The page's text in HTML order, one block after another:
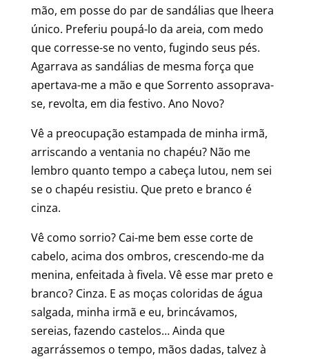
mão, em posse do par de sandálias que lheera
único. Preferiu poupá-lo da areia, com medo
que corresse-se no vento, fugindo seus pés.
Agarrava as sandálias de mesma força que
apertava-me a mão e que Sorrento assoprava-
se, revolta, em dia festivo. Ano Novo?
Vê a preocupação estampada de minha irmã,
arriscando a ventania no chapéu? Não me
lembro quanto tempo a cabeça lutou, nem sei
se o chapéu resistiu. Que preto e branco é
cinza.
Vê como sorrio? Cai-me bem esse corte de
cabelo, acima dos ombros, crescendo-me da
menina, enfeitada à fivela. Vê esse mar preto e
branco? Cinza. E as moças coloridas de água
salgada, minha irmã e eu, brincávamos,
sereias, fazendo castelos… Ainda que
agarrássemos o tempo, mãos dadas, talvez à